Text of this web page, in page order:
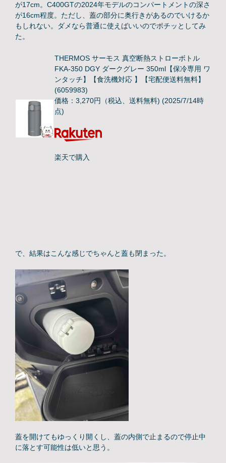
が17cm。C400GTの2024年モデルのコンパートメントの深さ
が16cm程度。ただし、蓋の部分に奥行きがあるのでいけるか
もしれない。ダメなら普通に使えばいいのでポチッとしてみ
た。
THERMOS サーモス 真空断熱ストローボトル
FKA-350 DGY ダークグレー 350ml【保冷専用 ワ
ンタッチ】【食洗機対応 】【宅配便送料無料】
(6059983)
価格：3,270円（税込、送料無料) (2025/7/14時
点)
楽天で購入
で、結果はこんな感じでちゃんと蓋も閉まった。
蓋を開けてもゆっくり開くし、蓋の内側で止まるので停止中
に落とす可能性は低いと思う。